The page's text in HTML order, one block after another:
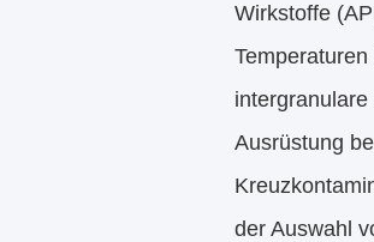
Wirkstoffe
Ausrüstung
der Auswahl